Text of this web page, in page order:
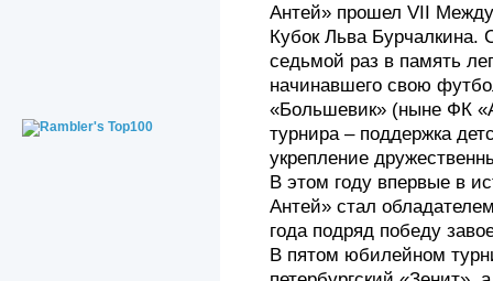
Антей» прошел VII
Кубок Льва Бурчалкина.
седьмой раз в память
начинавшего свою
«Большевик» (ныне ФК
турнира – поддержка
укрепление
В этом году впервые в
Антей» стал
года подряд победу
В пятом юбилейном